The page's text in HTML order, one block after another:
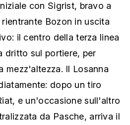
con Sigrist, bravo a
Bozon in uscita
il centro della terza linea
dritto sul portiere, per
mezz'altezza. Il Losanna
dopo un tiro
e un'occasione sull'altro
da Pasche, arriva il